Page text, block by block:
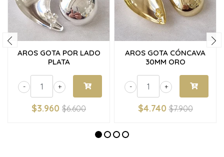
AROS GOTA POR LADO
PLATA
+
-
$3.960 $6.600
AROS GOTA CÓNCAVA
30MM ORO
+
-
$4.740 $7.900